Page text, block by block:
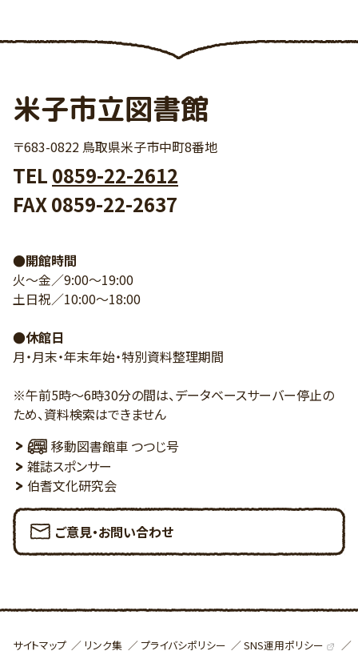
米子市立図書館
〒683-0822 鳥取県米子市中町8番地
TEL 0859-22-2612
FAX 0859-22-2637
●開館時間
火～金／9:00～19:00
土日祝／10:00～18:00
●休館日
月・月末・年末年始・特別資料整理期間
※午前5時～6時30分の間は、データベースサーバー停止の
ため、資料検索はできません
移動図書館車 つつじ号
雑誌スポンサー
伯耆文化研究会
ご意見・お問い合わせ
サイトマップ リンク集 プライバシポリシー SNS運用ポリシー